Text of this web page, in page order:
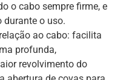
o cabo sempre firme, e
o uso.
ao cabo: facilita
profunda,
revolvimento do